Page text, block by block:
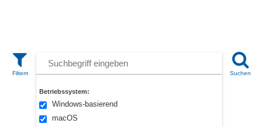
Betriebssystem:
Windows-basierend
macOS